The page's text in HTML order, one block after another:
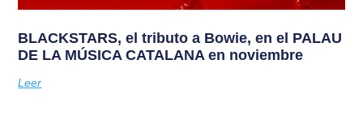
BLACKSTARS, el tributo a Bowie, en el PALAU
DE LA MÚSICA CATALANA en noviembre
Leer